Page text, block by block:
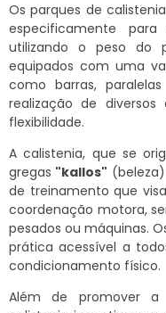
Os parques de
especificamente
utilizando o peso do
equipados com uma
como barras,
realização de
flexibilidade.
A calistenia, que se
gregas "kallos"
de treinamento que
coordenação motora,
pesados ou máquinas.
prática acessível a
condicionamento físico.
Além de promover a